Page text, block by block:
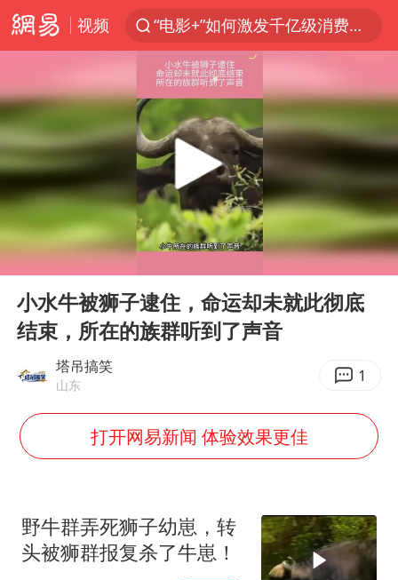
视频
“电影+”如何激发千亿级消费新活力？
台风白海豚已进入24小时警戒线
四川宜宾高县4.9级地震致1死
上海：台风白海豚或将带来龙卷风
出口禁令驱动有色板块大涨
胜宏科技：股票交易异常波动
秋天的第一杯奶茶到底有多火
国乒男单横滨冠军赛全军覆没
38岁演员求职万岁山NPC成功
日本试射“战斧”导弹，国防部回应
胡彦斌韩磊 谁帮谁
Play
00:00 00:12
小水牛被狮子逮住，命运却未就此彻底
结束，所在的族群听到了声音
塔吊搞笑
山东 1
打开网易新闻 体验效果更佳
野牛群弄死狮子幼崽，转
头被狮群报复杀了牛崽！